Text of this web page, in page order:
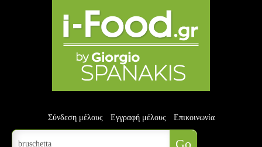
Σύνδεση μέλους Εγγραφή μέλους Επικοινωνία